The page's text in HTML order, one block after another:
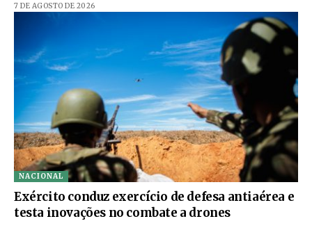
7 DE AGOSTO DE 2026
NACIONAL
Exército conduz exercício de defesa antiaérea e
testa inovações no combate a drones